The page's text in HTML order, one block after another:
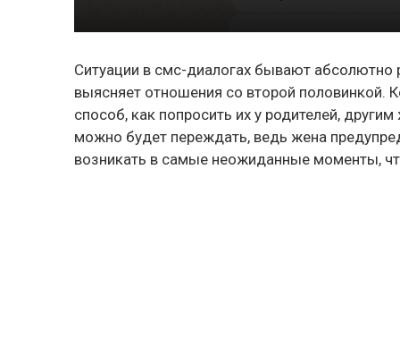
Ситуации в смс-диалогах бывают абсолютно
выясняет отношения со второй половинкой.
способ, как попросить их у родителей,
можно будет переждать, ведь жена
возникать в самые неожиданные моменты,